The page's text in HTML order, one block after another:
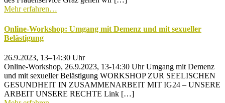
Mehr erfahren…
Online-Workshop: Umgang mit Demenz und mit sexueller
Belästigung
26.9.2023, 13–14:30 Uhr
Online-Workshop, 26.9.2023, 13-14:30 Uhr Umgang mit Demenz
und mit sexueller Belästigung WORKSHOP ZUR SEELISCHEN
GESUNDHEIT IN ZUSAMMENARBEIT MIT IG24 – UNSERE
ARBEIT UNSERE RECHTE Link […]